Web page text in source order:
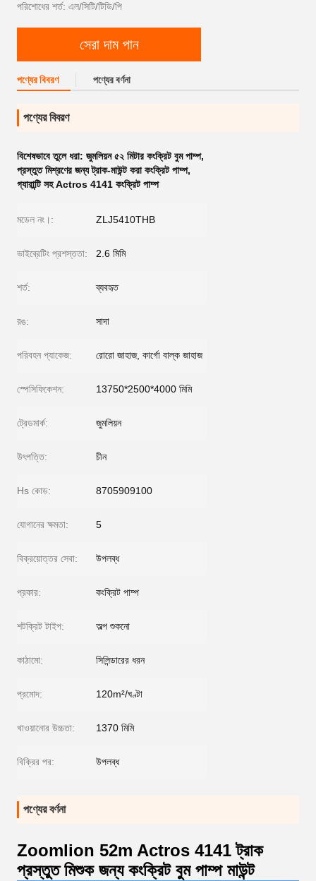
পরিশোধের শর্ত: এল/সিটি/টিডি/পি
সেরা দাম পান
পণ্যের বিবরণ পণ্যের বর্ণনা
পণ্যের বিবরণ
বিশেষভাবে তুলে ধরা: জুমলিয়ন ৫২ মিটার কংক্রিট বুম পাম্প,
প্রস্তুত মিশ্রণের জন্য ট্রাক-মাউন্ট করা কংক্রিট পাম্প,
গ্যারান্টি সহ Actros 4141 কংক্রিট পাম্প
মডেল নং।: ZLJ5410THB
ভাইব্রেটিং প্রশস্ততা: 2.6 মিমি
শর্ত: ব্যবহৃত
রঙ: সাদা
পরিবহন প্যাকেজ: রোরো জাহাজ, কার্গো বাল্ক জাহাজ
স্পেসিফিকেশন: 13750*2500*4000 মিমি
ট্রেডমার্ক: জুমলিয়ন
উৎপত্তি: চীন
Hs কোড: 8705909100
যোগানের ক্ষমতা: 5
বিক্রয়োত্তর সেবা: উপলব্ধ
প্রকার: কংক্রিট পাম্প
শটক্রিট টাইপ: অল্প শুকনো
কাঠামো: সিলিন্ডারের ধরন
প্রমোদ: 120m²/ঘণ্টা
খাওয়ানোর উচ্চতা: 1370 মিমি
বিক্রির পর: উপলব্ধ
পণ্যের বর্ণনা
Zoomlion 52m Actros 4141 ট্রাক
প্রস্তুত মিশুক জন্য কংক্রিট বুম পাম্প মাউন্ট